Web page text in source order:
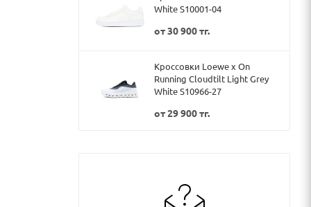
White S10001-04
от30 900 тг.
Кроссовки Loewe x On
Running Cloudtilt Light Grey
White S10966-27
от29 900 тг.